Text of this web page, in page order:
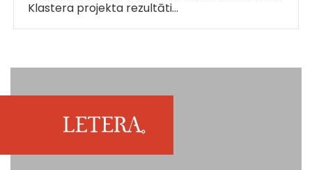
Klastera projekta rezultāti…